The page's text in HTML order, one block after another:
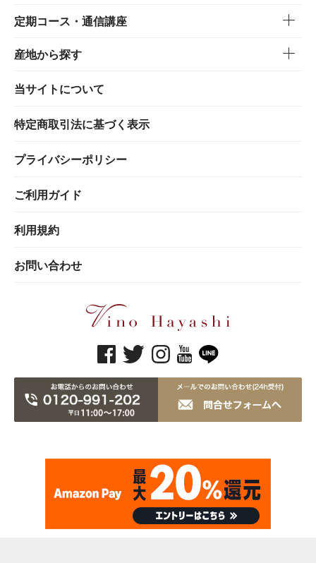
定期コース・通信講座
産地から探す
当サイトについて
特定商取引法に基づく表示
プライバシーポリシー
ご利用ガイド
利用規約
お問い合わせ